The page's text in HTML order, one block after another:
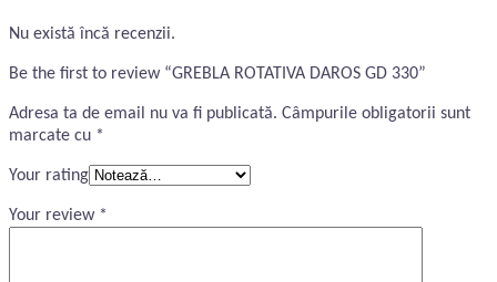
Nu există încă recenzii.
Be the first to review “GREBLA ROTATIVA DAROS GD 330”
Adresa ta de email nu va fi publicată. Câmpurile obligatorii sunt
marcate cu *
Your rating
Your review *